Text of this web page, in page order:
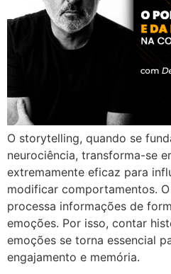
O storytelling, quando se
neurociência, transforma-se
extremamente eficaz para
modificar comportamentos.
processa informações de
emoções. Por isso, contar
emoções se torna essencial
engajamento e memória.